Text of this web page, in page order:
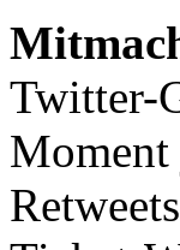
Twitter-
Moment